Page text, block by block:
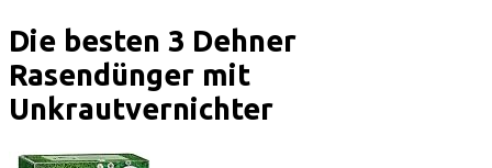
Die besten 3 Dehner
Rasendünger mit
Unkrautvernichter